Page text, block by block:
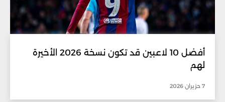
أفضل 10 لاعبين قد تكون نسخة 2026 الأخيرة
لهم
7 حزيران 2026